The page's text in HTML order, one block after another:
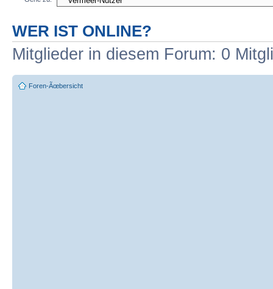
WER IST ONLINE?
Mitglieder in diesem Forum: 0
Foren-Ãœbersicht